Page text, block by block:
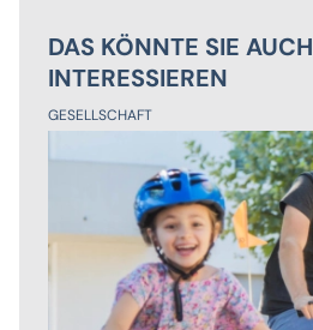
DAS KÖNNTE SIE AUCH
INTERESSIEREN
GESELLSCHAFT